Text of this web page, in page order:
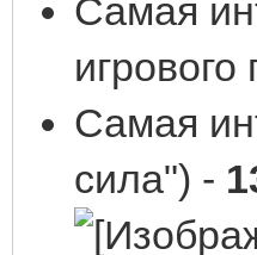
Самая
Самая
сила") -